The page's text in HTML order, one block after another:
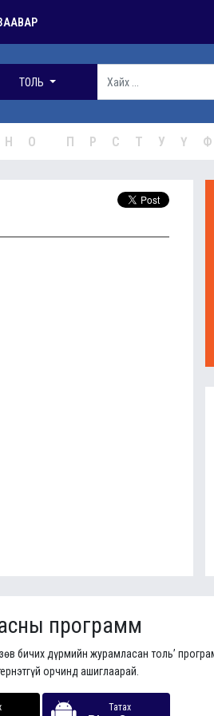
ТОЛЬ
Н О П Р С Т У Ү Ф
программ
бичих дүрмийн журамласан толь’
орчинд ашиглаарай.
Татах